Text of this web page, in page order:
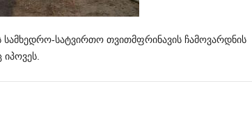
სამხედრო-სატვირთო თვითმფრინავის ჩამოვარდნის